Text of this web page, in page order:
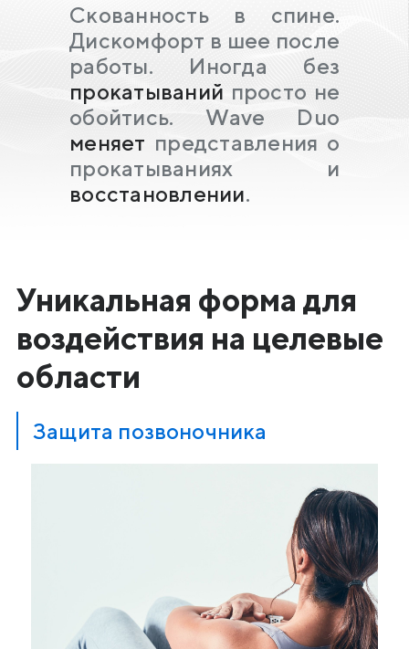
Скованность в спине.
Дискомфорт в шее после
работы. Иногда без
прокатываний просто не
обойтись. Wave Duo
меняет представления о
прокатываниях и
восстановлении.
Уникальная форма для
воздействия на целевые
области
Защита позвоночника